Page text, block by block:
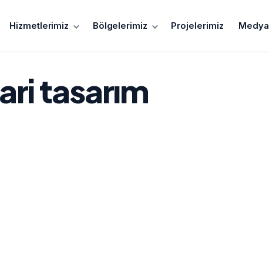
Hizmetlerimiz Bölgelerimiz Projelerimiz Medya
tasarım